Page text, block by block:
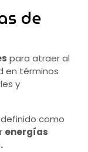
de
para atraer al
en términos
y
definido como
energías